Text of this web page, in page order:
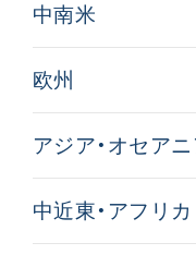
中南米
欧州
アジア・オセア
中近東・アフリカ